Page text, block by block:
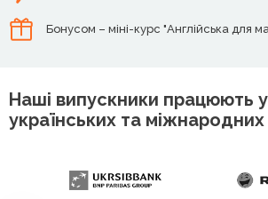
Бонусом – міні-курс "Англійська для
Наші випускники працюють
українських та міжнародних